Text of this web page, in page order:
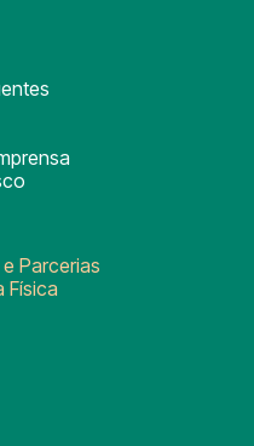
Parcerias
Física